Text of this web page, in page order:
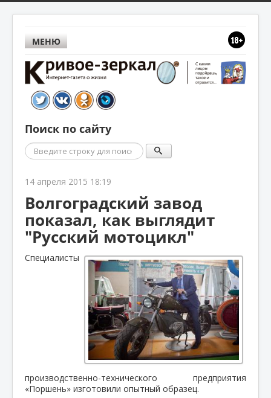
МЕНЮ
Поиск по сайту
Поиск
14 апреля 2015 18:19
Волгоградский завод
показал, как выглядит
"Русский мотоцикл"
Специалисты
производственно-технического предприятия
«Поршень» изготовили опытный образец.